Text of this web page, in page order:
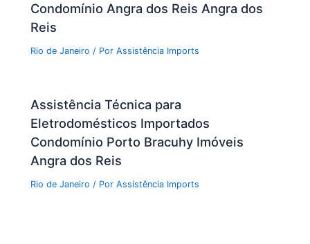
Condomínio Angra dos Reis Angra dos
Reis
Rio de Janeiro / PorAssistência Imports
Assistência Técnica para
Eletrodomésticos Importados
Condomínio Porto Bracuhy Imóveis
Angra dos Reis
Rio de Janeiro / PorAssistência Imports